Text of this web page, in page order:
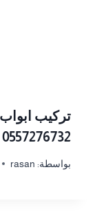
تركيب
0557276732 – ابواب سحب داخلية الظهران
بواسطة: rasan